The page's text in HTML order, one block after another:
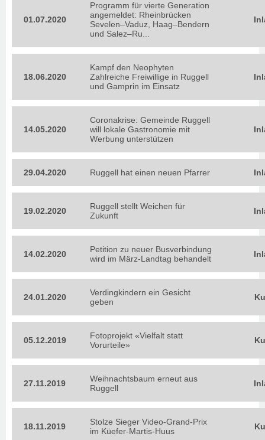
01.07.2020
Programm für vierte Generation
angemeldet: Rheinbrücken
Sevelen–Vaduz, Haag–Bendern
und Salez–Ru...
18.06.2020
Kampf den Neophyten
Zahlreiche Freiwillige in Ruggell
und Gamprin im Einsatz
14.05.2020
Coronakrise: Gemeinde Ruggell
will lokale Gastronomie mit
Werbung unterstützen
29.04.2020 Ruggell hat einen neuen Pfarrer
19.02.2020
Ruggell stellt Weichen für
Zukunft
14.02.2020
Petition zu neuer Busverbindung
wird im März-Landtag behandelt
24.01.2020
Verdingkindern ein Gesicht
geben
05.12.2019
Fotoprojekt «Vielfalt statt
Vorurteile»
27.11.2019
Weihnachtsbaum erneut aus
Ruggell
18.11.2019
Stolze Sieger Video-Grand-Prix
im Küefer-Martis-Huus